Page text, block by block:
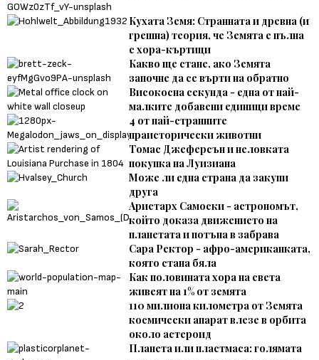
Кухата Земя: Странната и древна (и
грешна) теория, че Земята е пълна
с хора-къртици
Какво ще стане, ако Земята
започне да се върти на обратно
Високосна секунда - една от най-
малките добавени единици време
4 от най-странните
праисторически животни
Томас Джеферсън и неловката
покупка на Луизиана
Може ли една страна да закупи
друга
Аристарх Самоски - астрономът,
който доказа движението на
планетата и потъна в забрава
Сара Ректор - афро-американката,
която стана бяла
Как половината хора на света
живеят на 1% от земята
110 милиона километра от Земята
космически апарат влезе в орбита
около астероид
Планета или пластмаса: голямата